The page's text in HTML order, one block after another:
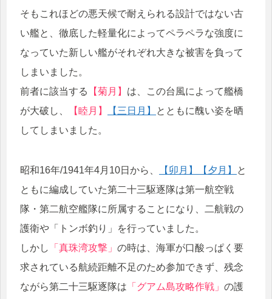
そもこれほどの悪天候で耐えられる設計ではない古
い艦と、徹底した軽量化によってペラペラな強度に
なっていた新しい艦がそれぞれ大きな被害を負って
しまいました。
前者に該当する
【菊月】 は、この台風によって艦橋
が大破し、
【睦月】 【三日月】
とともに醜い姿を晒
してしまいました。
昭和16年/1941年4月10日から、 【卯月】 【夕月】
と
ともに編成していた第二十三駆逐隊は第一航空戦
隊・第二航空艦隊に所属することになり、二航戦の
護衛や「トンボ釣り」を行っていました。
しかし
「真珠湾攻撃」 の時は、海軍が口酸っぱく要
求されている航続距離不足のため参加できず、残念
ながら第二十三駆逐隊は 「グアム島攻略作戦」 の護